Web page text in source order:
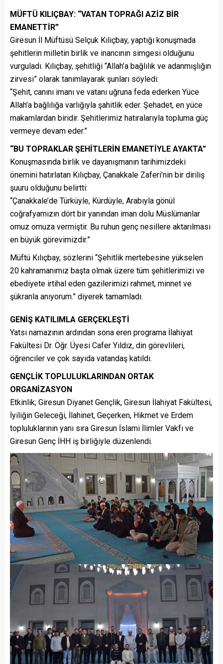
MÜFTÜ KILIÇBAY: “VATAN TOPRAĞI AZİZ BİR
EMANETTİR”
Giresun İl Müftüsü Selçuk Kılıçbay, yaptığı konuşmada
şehitlerin milletin birlik ve inancının simgesi olduğunu
vurguladı. Kılıçbay, şehitliği “Allah’a bağlılık ve adanmışlığın
zirvesi” olarak tanımlayarak şunları söyledi:
“Şehit, canını imanı ve vatanı uğruna feda ederken Yüce
Allah’a bağlılığa varlığıyla şahitlik eder. Şehadet, en yüce
makamlardan biridir. Şehitlerimiz hatıralarıyla topluma güç
vermeye devam eder.”
“BU TOPRAKLAR ŞEHİTLERİN EMANETİYLE AYAKTA”
Konuşmasında birlik ve dayanışmanın tarihimizdeki
önemini hatırlatan Kılıçbay, Çanakkale Zaferi’nin bir diriliş
şuuru olduğunu belirtti:
“Çanakkale’de Türküyle, Kürdüyle, Arabıyla gönül
coğrafyamızın dört bir yanından iman dolu Müslümanlar
omuz omuza vermiştir. Bu ruhun genç nesillere aktarılması
en büyük görevimizdir.”
Müftü Kılıçbay, sözlerini “Şehitlik mertebesine yükselen
20 kahramanımız başta olmak üzere tüm şehitlerimizi ve
ebediyete irtihal eden gazilerimizi rahmet, minnet ve
şükranla anıyorum.” diyerek tamamladı.
GENİŞ KATILIMLA GERÇEKLEŞTİ
Yatsı namazının ardından sona eren programa İlahiyat
Fakültesi Dr. Öğr. Üyesi Cafer Yıldız, din görevlileri,
öğrenciler ve çok sayıda vatandaş katıldı.
GENÇLİK TOPLULUKLARINDAN ORTAK
ORGANİZASYON
Etkinlik; Giresun Diyanet Gençlik, Giresun İlahiyat Fakültesi,
İyiliğin Geleceği, İlahinet, Geçerken, Hikmet ve Erdem
topluluklarının yanı sıra Giresun İslami İlimler Vakfı ve
Giresun Genç İHH iş birliğiyle düzenlendi.